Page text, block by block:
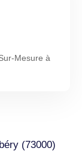
Mesure à
(73000)